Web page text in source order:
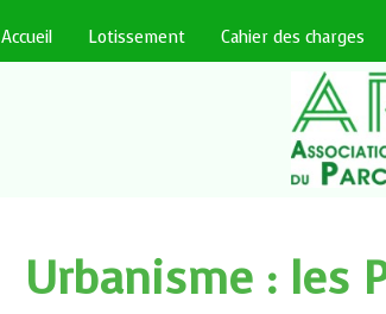
Accueil Lotissement Cahier des charges
Urbanisme : les